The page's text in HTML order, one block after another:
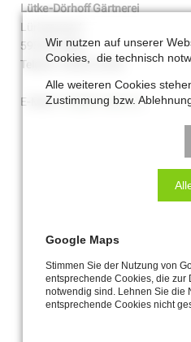
Lütke-Dörhoff Gärtnerei
Lüringweg 4
59302 Oelde
Telefon: 02522.2543
E-Mail:info@ld-oelde.de
Wir nutzen auf unserer
Cookies, die technisch
Alle weiteren Cookies
Zustimmung bzw.
Google Maps
Stimmen Sie der Nutzung von
entsprechende Cookies, die zur
notwendig sind. Lehnen Sie die
entsprechende Cookies nicht